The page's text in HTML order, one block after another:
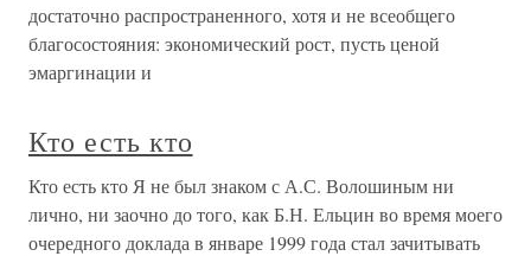
достаточно распространенного, хотя и не всеобщего
благосостояния: экономический рост, пусть ценой
эмаргинации и
Кто есть кто
Кто есть кто Я не был знаком с А.С. Волошиным ни
лично, ни заочно до того, как Б.Н. Ельцин во время моего
очередного доклада в январе 1999 года стал зачитывать